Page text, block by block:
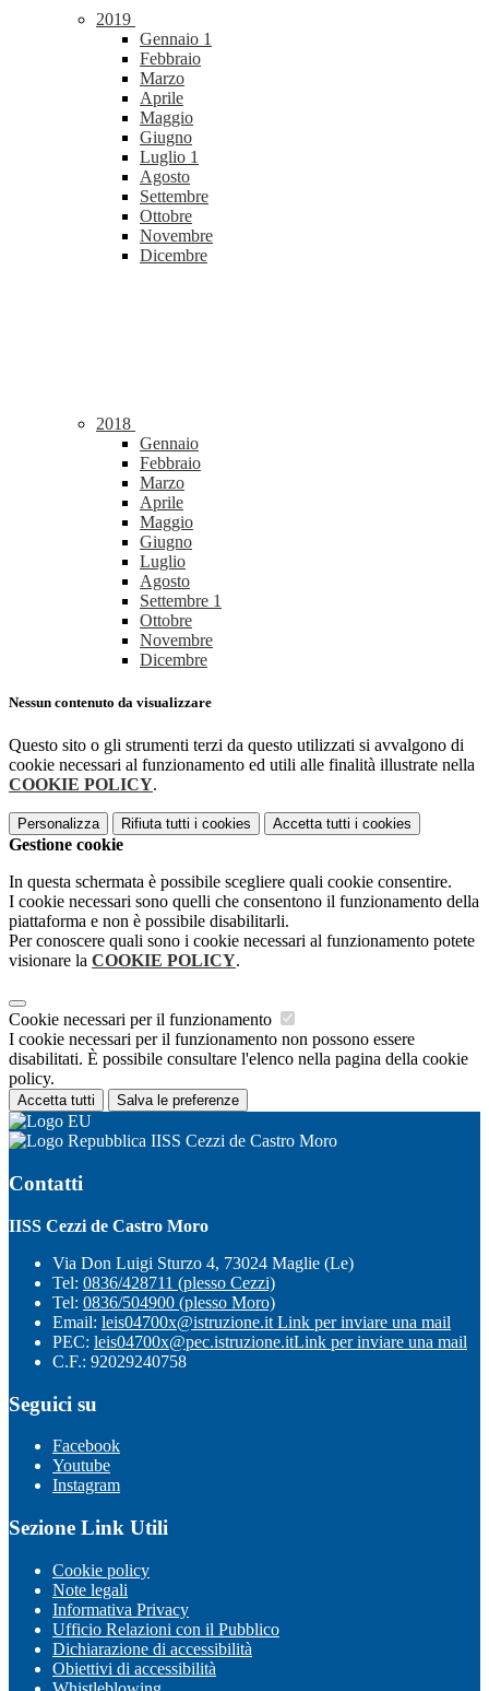
2019
Gennaio 1
Febbraio
Marzo
Aprile
Maggio
Giugno
Luglio 1
Agosto
Settembre
Ottobre
Novembre
Dicembre
2018
Gennaio
Febbraio
Marzo
Aprile
Maggio
Giugno
Luglio
Agosto
Settembre 1
Ottobre
Novembre
Dicembre
Nessun contenuto da visualizzare
Questo sito o gli strumenti terzi da questo utilizzati si avvalgono di
cookie necessari al funzionamento ed utili alle finalità illustrate nella
COOKIE POLICY.
Personalizza Rifiuta tutti i cookies Accetta tutti i cookies
Gestione cookie
In questa schermata è possibile scegliere quali cookie consentire.
I cookie necessari sono quelli che consentono il funzionamento della
piattaforma e non è possibile disabilitarli.
Per conoscere quali sono i cookie necessari al funzionamento potete
visionare la COOKIE POLICY.
Cookie necessari per il funzionamento
I cookie necessari per il funzionamento non possono essere
disabilitati. È possibile consultare l'elenco nella pagina della cookie
policy.
Accetta tutti Salva le preferenze
IISS Cezzi de Castro Moro
Contatti
IISS Cezzi de Castro Moro
Via Don Luigi Sturzo 4, 73024 Maglie (Le)
Tel: 0836/428711 (plesso Cezzi)
Tel: 0836/504900 (plesso Moro)
Email: leis04700x@istruzione.it Link per inviare una mail
PEC: leis04700x@pec.istruzione.itLink per inviare una mail
C.F.: 92029240758
Seguici su
Facebook
Youtube
Instagram
Sezione Link Utili
Cookie policy
Note legali
Informativa Privacy
Ufficio Relazioni con il Pubblico
Dichiarazione di accessibilità
Obiettivi di accessibilità